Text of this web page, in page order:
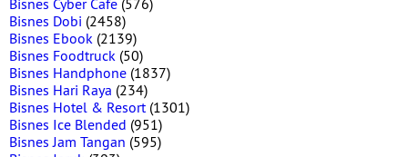
Bisnes Cyber Cafe (576)
Bisnes Dobi (2458)
Bisnes Ebook (2139)
Bisnes Foodtruck (50)
Bisnes Handphone (1837)
Bisnes Hari Raya (234)
Bisnes Hotel & Resort(1301)
Bisnes Ice Blended (951)
Bisnes Jam Tangan (595)